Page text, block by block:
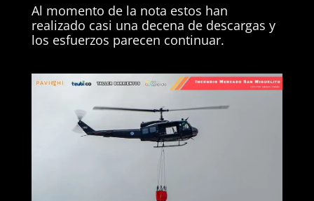
Al momento de la nota estos han
realizado casi una decena de descargas y
los esfuerzos parecen continuar.